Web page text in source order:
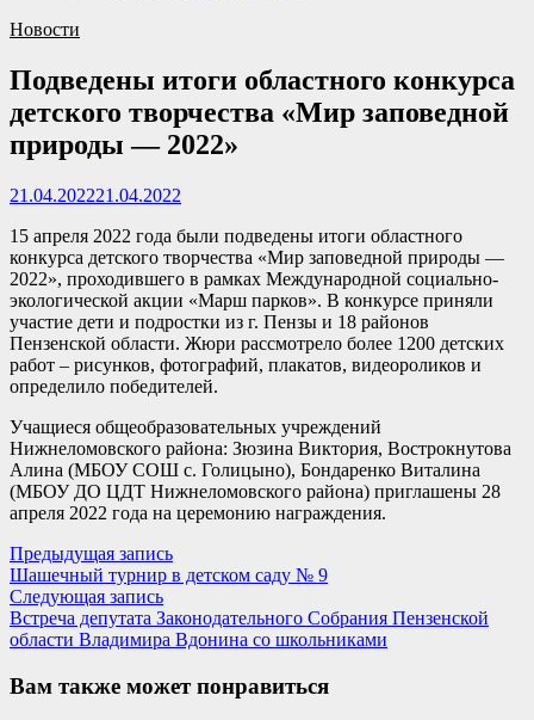
Новости
Подведены итоги областного конкурса
детского творчества «Мир заповедной
природы — 2022»
21.04.202221.04.2022
15 апреля 2022 года были подведены итоги областного
конкурса детского творчества «Мир заповедной природы —
2022», проходившего в рамках Международной социально-
экологической акции «Марш парков». В конкурсе приняли
участие дети и подростки из г. Пензы и 18 районов
Пензенской области. Жюри рассмотрело более 1200 детских
работ – рисунков, фотографий, плакатов, видеороликов и
определило победителей.
Учащиеся общеобразовательных учреждений
Нижнеломовского района: Зюзина Виктория, Вострокнутова
Алина (МБОУ СОШ с. Голицыно), Бондаренко Виталина
(МБОУ ДО ЦДТ Нижнеломовского района) приглашены 28
апреля 2022 года на церемонию награждения.
Навигация
по
записям
Предыдущая записьПредыдущая
запись:
Шашечный турнир в детском саду № 9
Следующая записьСледующая
запись:
Встреча депутата Законодательного Собрания Пензенской
области Владимира Вдонина со школьниками
Вам также может понравиться